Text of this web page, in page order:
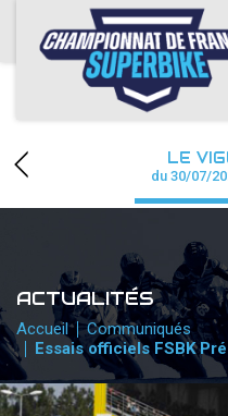
ACCUEIL
CHAMPIONNAT
CALENDRIER
PHOTOS / WEB TV
PARTENAIRES
PRESSE
LE
du 30/07/
ACTUALITÉS
Accueil
Communiqués
Essais officiels FSBK